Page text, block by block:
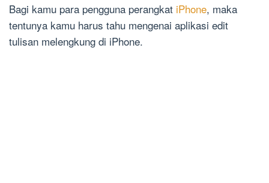
Bagi kamu para pengguna perangkat iPhone, maka
tentunya kamu harus tahu mengenai aplikasi edit
tulisan melengkung di iPhone.